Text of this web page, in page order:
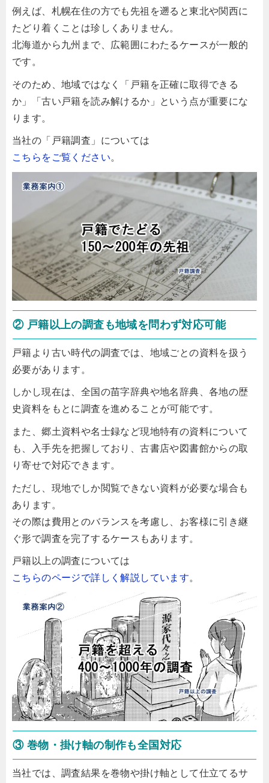
例えば、札幌在住の方でも先祖を遡ると東北や関西に
たどり着くことは珍しくありません。
北海道から九州まで、広範囲にわたるケースが一般的
です。
そのため、地域ではなく「戸籍を正確に取得できる
か」「古い戸籍を読み解けるか」という点が重要にな
ります。
当社の「戸籍調査」については
こちらをご覧ください。
② 戸籍以上の調査も地域を問わず対応可能
戸籍より古い時代の調査では、地域ごとの資料を扱う
必要があります。
しかし現在は、全国の苗字辞典や地名辞典、各地の歴
史資料をもとに調査を進めることが可能です。
また、郷土資料や名士録など現地特有の資料について
も、入手先を把握しており、古書店や図書館からの取
り寄せで対応できます。
ただし、現地でしか閲覧できない資料が必要な場合も
あります。
その際は費用とのバランスを考慮し、お客様に引き継
ぐ形で調査を完了するケースもあります。
戸籍以上の調査については
こちらのページで詳しく解説しています。
③ 巻物・掛け軸の制作も全国対応
当社では、調査結果を巻物や掛け軸として仕立てるサ